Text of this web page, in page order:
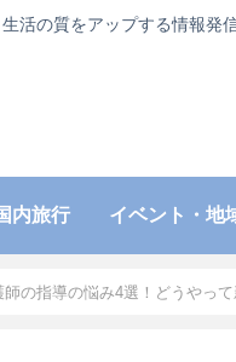
活の質をアップする情報発
内旅行 イベント・地
師の指導の悩み4選！どうやっ